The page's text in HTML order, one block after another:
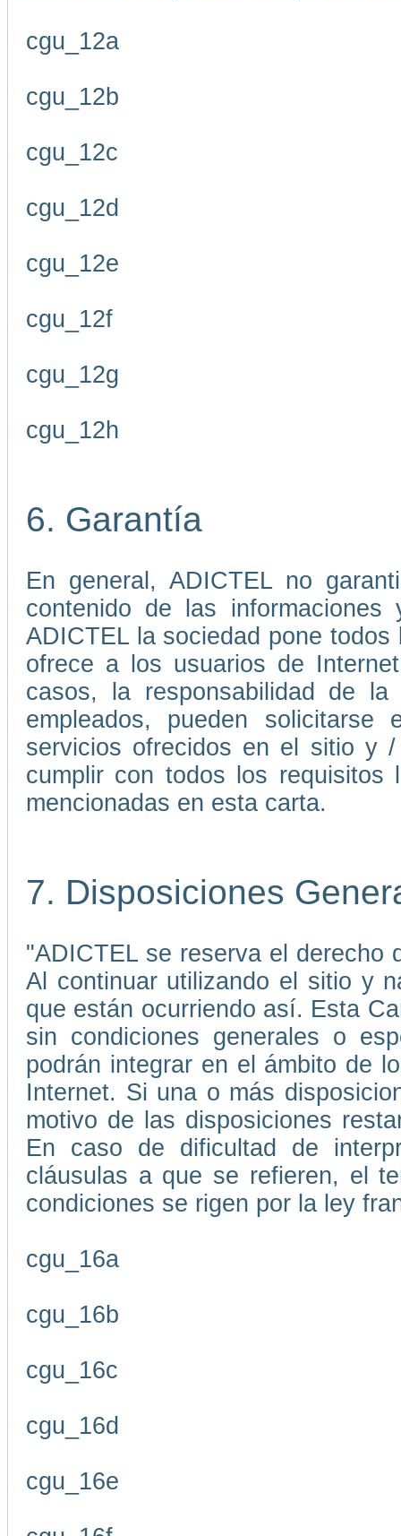
cgu_12a
cgu_12b
cgu_12c
cgu_12d
cgu_12e
cgu_12f
cgu_12g
cgu_12h
6. Garantía
En general, ADICTEL no
contenido de las
ADICTEL la sociedad pone
ofrece a los usuarios de
casos, la responsabilidad de
empleados, pueden
servicios ofrecidos en el sitio y
cumplir con todos los requisitos
mencionadas en esta carta.
7. Disposiciones
"ADICTEL se reserva el derecho
Al continuar utilizando el sitio y
que están ocurriendo así. Esta
sin condiciones generales o
podrán integrar en el ámbito de
Internet. Si una o más
motivo de las disposiciones
En caso de dificultad de
cláusulas a que se refieren, el
condiciones se rigen por la ley
cgu_16a
cgu_16b
cgu_16c
cgu_16d
cgu_16e